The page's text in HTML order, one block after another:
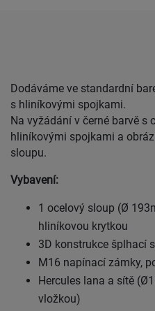
Dodáváme ve standardní
s hliníkovými spojkami.
Na vyžádání v černé barvě s
hliníkovými spojkami a
sloupu.
Vybavení:
1 ocelový sloup (Ø
hliníkovou krytkou
3D konstrukce šplhací
M16 napínací zámky,
Hercules lana a sítě
vložkou)